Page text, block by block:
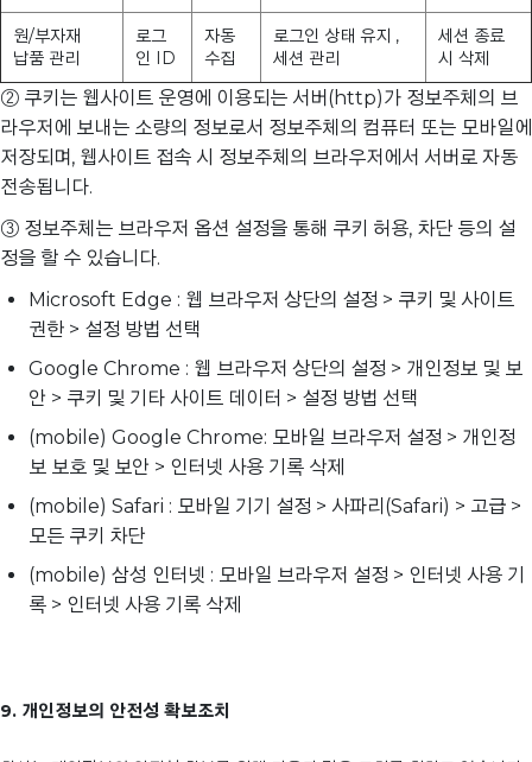
원/부자재
납품 관리
로그
인 ID
자동
수집
로그인 상태 유지 ,
세션 관리
세션 종료
시 삭제
② 쿠키는 웹사이트 운영에 이용되는 서버(http)가 정보주체의 브
라우저에 보내는 소량의 정보로서 정보주체의 컴퓨터 또는 모바일에
저장되며, 웹사이트 접속 시 정보주체의 브라우저에서 서버로 자동
전송됩니다.
③ 정보주체는 브라우저 옵션 설정을 통해 쿠키 허용, 차단 등의 설
정을 할 수 있습니다.
Microsoft Edge : 웹 브라우저 상단의 설정 > 쿠키 및 사이트
권한 > 설정 방법 선택
Google Chrome : 웹 브라우저 상단의 설정 > 개인정보 및 보
안 > 쿠키 및 기타 사이트 데이터 > 설정 방법 선택
(mobile) Google Chrome: 모바일 브라우저 설정 > 개인정
보 보호 및 보안 > 인터넷 사용 기록 삭제
(mobile) Safari : 모바일 기기 설정 > 사파리(Safari) > 고급 >
모든 쿠키 차단
(mobile) 삼성 인터넷 : 모바일 브라우저 설정 > 인터넷 사용 기
록 > 인터넷 사용 기록 삭제
9. 개인정보의 안전성 확보조치